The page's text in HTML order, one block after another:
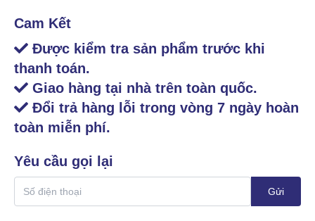
Cam Kết
Được kiểm tra sản phẩm trước khi
thanh toán.
Giao hàng tại nhà trên toàn quốc.
Đổi trả hàng lỗi trong vòng 7 ngày hoàn
toàn miễn phí.
Yêu cầu gọi lại
Gửi